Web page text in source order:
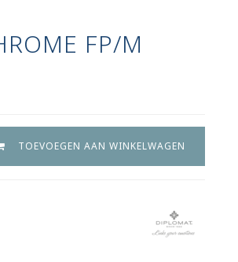
FP/M
TOEVOEGEN AAN WINKELWAGEN